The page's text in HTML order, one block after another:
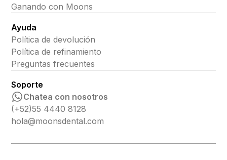
Ganando con Moons
Ayuda
Política de devolución
Política de refinamiento
Preguntas frecuentes
Soporte
Chatea con nosotros
(+52)55 4440 8128
hola@moonsdental.com